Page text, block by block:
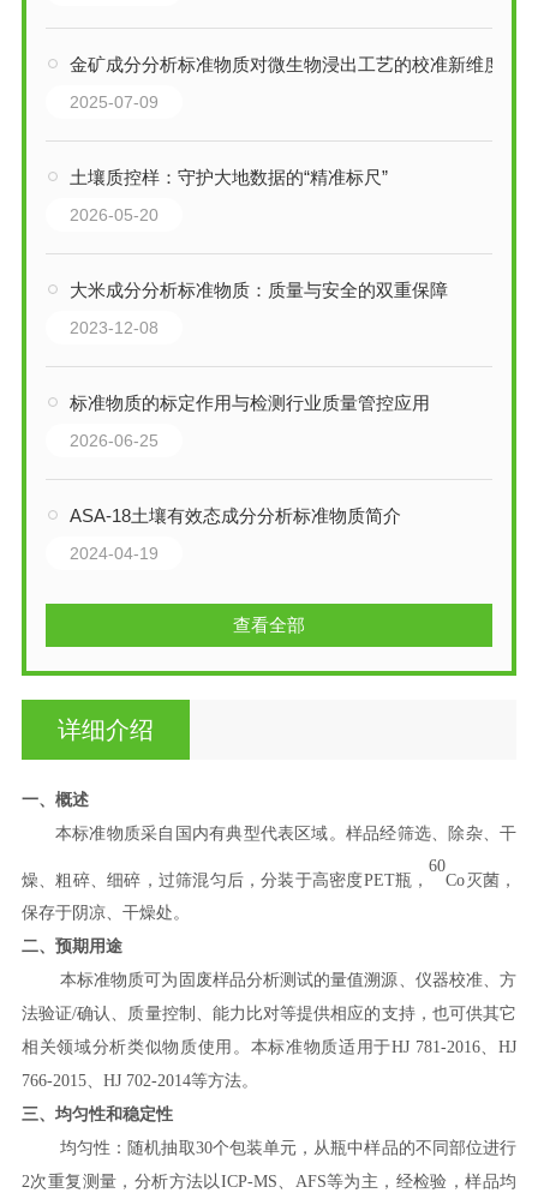
金矿成分分析标准物质对微生物浸出工艺的校准新维度
2025-07-09
土壤质控样：守护大地数据的“精准标尺”
2026-05-20
大米成分分析标准物质：质量与安全的双重保障
2023-12-08
标准物质的标定作用与检测行业质量管控应用
2026-06-25
ASA-18土壤有效态成分分析标准物质简介
2024-04-19
查看全部
详细介绍
一、概述
本标准物质采自国内有典型代表区域。样品经筛选、除杂、干
燥、粗碎、细碎，过筛混匀后，分装于高密度PET瓶，
60
Co灭菌，
保存于阴凉、干燥处。
二、预期用途
本标准物质可为固废样品分析测试的量值溯源、仪器校准、方
法验证/确认、质量控制、能力比对等提供相应的支持，也可供其它
相关领域分析类似物质使用。本标准物质适用于HJ 781-2016、HJ
766-2015、 HJ 702-2014等方法。
三、 均匀性和稳定性
均匀性：随机抽取30个包装单元，从瓶中样品的不同部位进行
2次重复测量，分析方法以ICP-MS、 AFS等为主，经检验，样品均